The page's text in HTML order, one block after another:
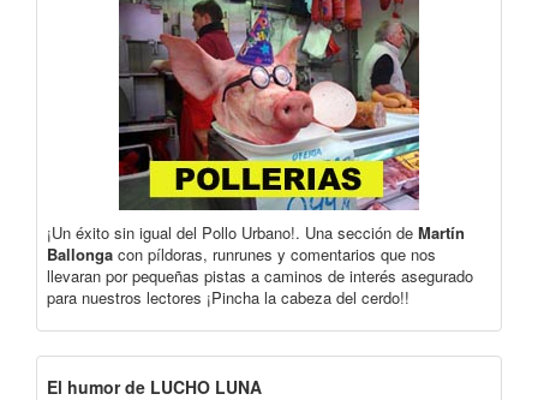
¡Un éxito sin igual del Pollo Urbano!. Una sección de Martín
Ballonga con píldoras, runrunes y comentarios que nos
llevaran por pequeñas pistas a caminos de interés asegurado
para nuestros lectores ¡Pincha la cabeza del cerdo!!
El humor de LUCHO LUNA